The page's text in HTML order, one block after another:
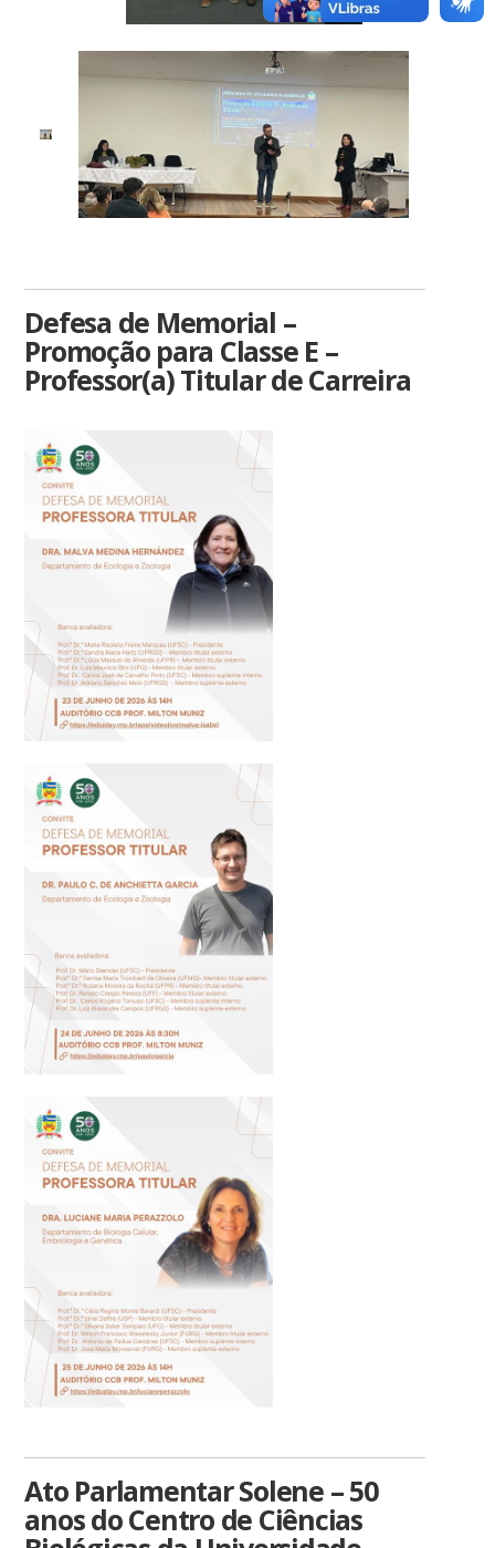
Defesa de Memorial –
Promoção para Classe E –
Professor(a) Titular de Carreira
Ato Parlamentar Solene – 50
anos do Centro de Ciências